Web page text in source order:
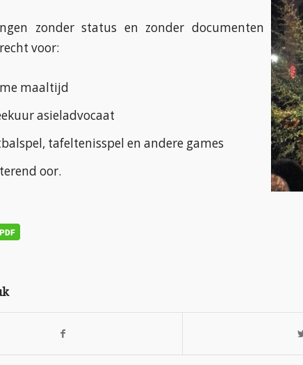
zonder status en zonder documenten
voor:
maaltijd
asieladvocaat
tafeltenisspel en andere games
oor.